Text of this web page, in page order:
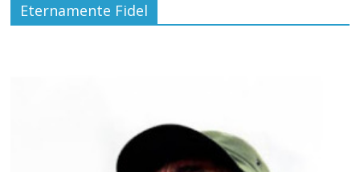
Eternamente Fidel